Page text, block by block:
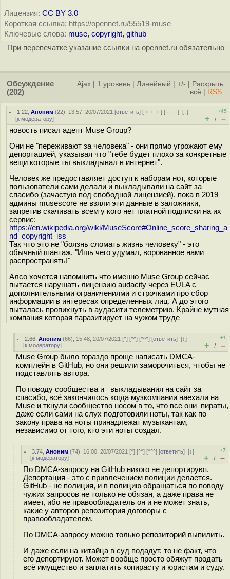
Лицензия: CC BY 3.0
Короткая ссылка: https://opennet.ru/55519-muse
Ключевые слова: muse, copyright, github
При перепечатке указание ссылки на opennet.ru обязательно
Обсуждение
(202)
Ajax 1 уровень Линейный +/-
Раскрыть
всё
RSS
1.22 ,Аноним (22), 13:57, 20/07/2021 [ответить] [ ﹢﹢﹢] [ · · ·][↓]
[к модератору]
+49
+ / –
новость писал адепт Muse Group?
Они не "переживают за человека" - они прямо угрожают ему
депортацией, указывая что "тебе будет плохо за конкретные
вещи которые ты выкладывал в интернет".
Человек же предоставляет доступ к наборам нот, которые
пользователи сами делали и выкладывали на сайт за
спасибо (зачастую под свободной лицензией), пока в 2019
админы musescore не взяли эти данные в заложники,
запретив скачивать всем у кого нет платной подписки на их
сервис:
https://en.wikipedia.org/wiki/MuseScore#Online_score_sharing_a
nd_copyright_iss
Так что это не "боязнь сломать жизнь человеку" - это
обычный шантаж. "Ишь чего удумал, ворованное нами
распространять!"
Алсо хочется напомнить что именно Muse Group сейчас
пытается нарушать лицензию audacity через EULA с
дополнительными ограничениями и строчками про сбор
информации в интересах определенных лиц. А до этого
пыталась пропихнуть в аудасити телеметрию. Крайне мутная
компания которая паразитирует на чужом труде
2.66 ,Аноним (66), 15:48, 20/07/2021 [^] [^^] [^^^] [ответить][↓]
[к модератору]
+1
+ / –
Muse Group было гораздо проще написать DMCA-
комплейн в GitHub, но они решили заморочиться, чтобы не
подставлять автора.
По поводу сообщества и выкладывания на сайт за
спасибо, всё закончилось когда музкомпании наехали на
Muse и ткнули сообщество носом в то, что все они пираты,
даже если сами на слух подготовили ноты, так как по
закону права на ноты принадлежат музыкантам,
независимо от того, кто эти ноты создал.
3.74 ,Аноним (74), 16:00, 20/07/2021 [^] [^^] [^^^] [ответить][↓]
[к модератору]
+7
+ / –
По DMCA-запросу на GitHub никого не депортируют.
Депортация - это с привлечением полиции делается.
GitHub - не полиция, и в полицию обращаться по поводу
чужих запросов не только не обязан, а даже права не
имеет, ибо не правообладатель он и не может знать,
какие у авторов репозитория договоры с
правообладателем.
По DMCA-запросу можно только репозиторий выпилить.
И даже если на китайца в суд подадут, то не факт, что
его депортируют. Может вообще просто обяжут продать
всё имущество и заплатить копирасту и юристам и суду.